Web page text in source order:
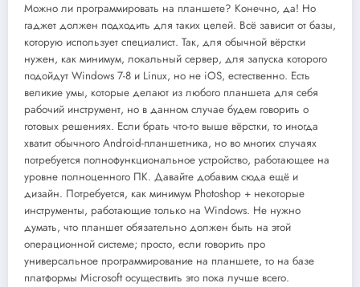
Можно ли программировать на планшете? Конечно, да! Но
гаджет должен подходить для таких целей. Всё зависит от базы,
которую использует специалист. Так, для обычной вёрстки
нужен, как минимум, локальный сервер, для запуска которого
подойдут Windows 7-8 и Linux, но не iOS, естественно. Есть
великие умы, которые делают из любого планшета для себя
рабочий инструмент, но в данном случае будем говорить о
готовых решениях. Если брать что-то выше вёрстки, то иногда
хватит обычного Android-планшетника, но во многих случаях
потребуется полнофункциональное устройство, работающее на
уровне полноценного ПК. Давайте добавим сюда ещё и
дизайн. Потребуется, как минимум Photoshop + некоторые
инструменты, работающие только на Windows. Не нужно
думать, что планшет обязательно должен быть на этой
операционной системе; просто, если говорить про
универсальное программирование на планшете, то на базе
платформы Microsoft осуществить это пока лучше всего.